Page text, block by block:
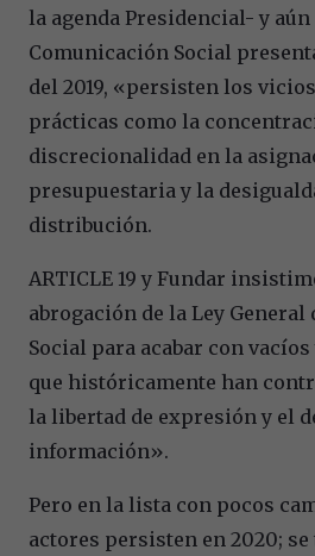
la agenda Presidencial- y
Comunicación Social
del 2019, «persisten los
prácticas como la
discrecionalidad en la
presupuestaria y la
distribución.
ARTICLE 19 y Fundar
abrogación de la Ley
Social para acabar con
que históricamente han
la libertad de expresión y el
información».
Pero en la lista con pocos
actores persisten en 2020;